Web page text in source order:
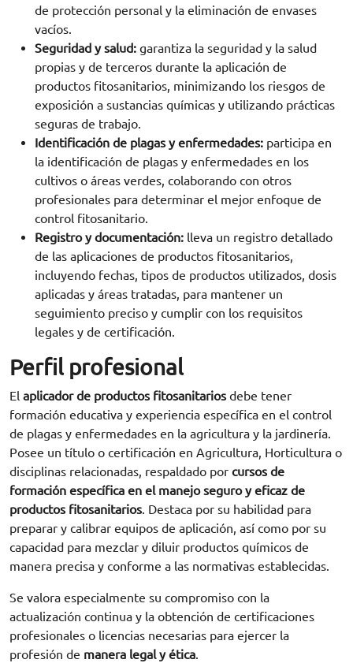
de protección personal y la eliminación de envases
vacíos.
Seguridad y salud: garantiza la seguridad y la salud
propias y de terceros durante la aplicación de
productos fitosanitarios, minimizando los riesgos de
exposición a sustancias químicas y utilizando prácticas
seguras de trabajo.
Identificación de plagas y enfermedades: participa en
la identificación de plagas y enfermedades en los
cultivos o áreas verdes, colaborando con otros
profesionales para determinar el mejor enfoque de
control fitosanitario.
Registro y documentación: lleva un registro detallado
de las aplicaciones de productos fitosanitarios,
incluyendo fechas, tipos de productos utilizados, dosis
aplicadas y áreas tratadas, para mantener un
seguimiento preciso y cumplir con los requisitos
legales y de certificación.
Perfil profesional
El aplicador de productos fitosanitarios debe tener
formación educativa y experiencia específica en el control
de plagas y enfermedades en la agricultura y la jardinería.
Posee un título o certificación en Agricultura, Horticultura o
disciplinas relacionadas, respaldado por cursos de
formación específica en el manejo seguro y eficaz de
productos fitosanitarios. Destaca por su habilidad para
preparar y calibrar equipos de aplicación, así como por su
capacidad para mezclar y diluir productos químicos de
manera precisa y conforme a las normativas establecidas.
Se valora especialmente su compromiso con la
actualización continua y la obtención de certificaciones
profesionales o licencias necesarias para ejercer la
profesión de manera legal y ética.